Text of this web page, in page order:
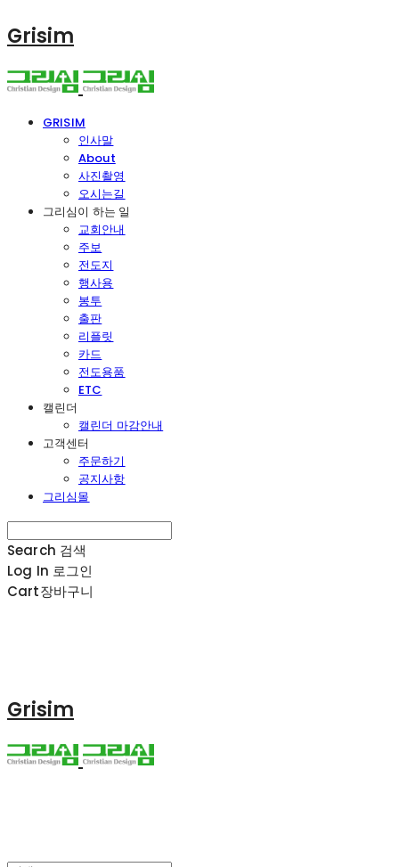
Grisim
GRISIM
인사말
About
사진촬영
오시는길
그리심이 하는 일
교회안내
주보
전도지
행사용
봉투
출판
리플릿
카드
전도용품
ETC
캘린더
캘린더 마감안내
고객센터
주문하기
공지사항
그리심몰
Search 검색
Log In 로그인
Cart장바구니
Grisim